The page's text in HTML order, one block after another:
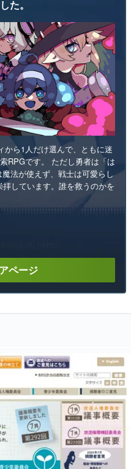
た。
から1人だけ選んで、ともに迷
RPGです。 ただし勇者は「は
法が使えず、戦士は可愛らし
しています。誰を救うのかを
ページ